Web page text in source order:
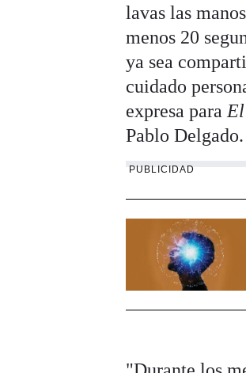
lavas las
menos 20
ya sea
cuidado
expresa paraEl
Pablo Delgado.
PUBLICIDAD